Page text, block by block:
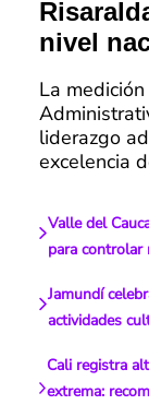
nivel
La
liderazgo
excelencia
Valle del
para controlar
Jamundí
actividades
Cali registra
extrema: